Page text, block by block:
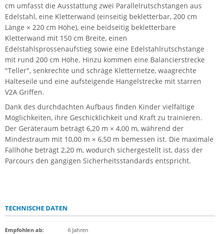
cm umfasst die Ausstattung zwei Parallelrutschstangen aus
Edelstahl, eine Kletterwand (einseitig bekletterbar, 200 cm
Länge × 220 cm Höhe), eine beidseitig bekletterbare
Kletterwand mit 150 cm Breite, einen
Edelstahlsprossenaufstieg sowie eine Edelstahlrutschstange
mit rund 200 cm Höhe. Hinzu kommen eine Balancierstrecke
"Teller", senkrechte und schräge Kletternetze, waagrechte
Halteseile und eine aufsteigende Hangelstrecke mit starren
V2A Griffen.
Dank des durchdachten Aufbaus finden Kinder vielfältige
Möglichkeiten, ihre Geschicklichkeit und Kraft zu trainieren.
Der Geräteraum beträgt 6,20 m × 4,00 m, während der
Mindestraum mit 10,00 m × 6,50 m bemessen ist. Die maximale
Fallhöhe beträgt 2,20 m, wodurch sichergestellt ist, dass der
Parcours den gängigen Sicherheitsstandards entspricht.
TECHNISCHE DATEN
Empfohlen ab: 6 Jahren